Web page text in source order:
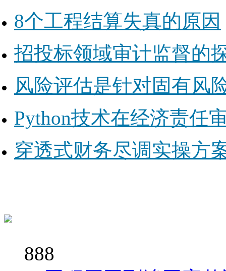
8个工程结算失真的原因
招投标领域审计监督的
风险评估是针对固有风
Python技术在经济责任
穿透式财务尽调实操方
888